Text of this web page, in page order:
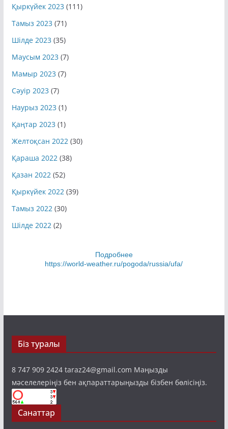
Қыркүйек 2023 (111)
Тамыз 2023 (71)
Шілде 2023 (35)
Маусым 2023 (7)
Мамыр 2023 (7)
Сәуір 2023 (7)
Наурыз 2023 (1)
Қаңтар 2023 (1)
Желтоқсан 2022(30)
Қараша 2022(38)
Қазан 2022(52)
Қыркүйек 2022(39)
Тамыз 2022(30)
Шілде 2022(2)
Подробнее
https://world-weather.ru/pogoda/russia/ufa/
Біз туралы
8 747 909 2424 taraz24@gmail.com Маңызды
мәселелеріңіз бен ақпараттарыңызды бізбен бөлісіңіз.
Санаттар